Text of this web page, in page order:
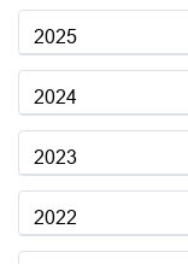
2025
2024
2023
2022